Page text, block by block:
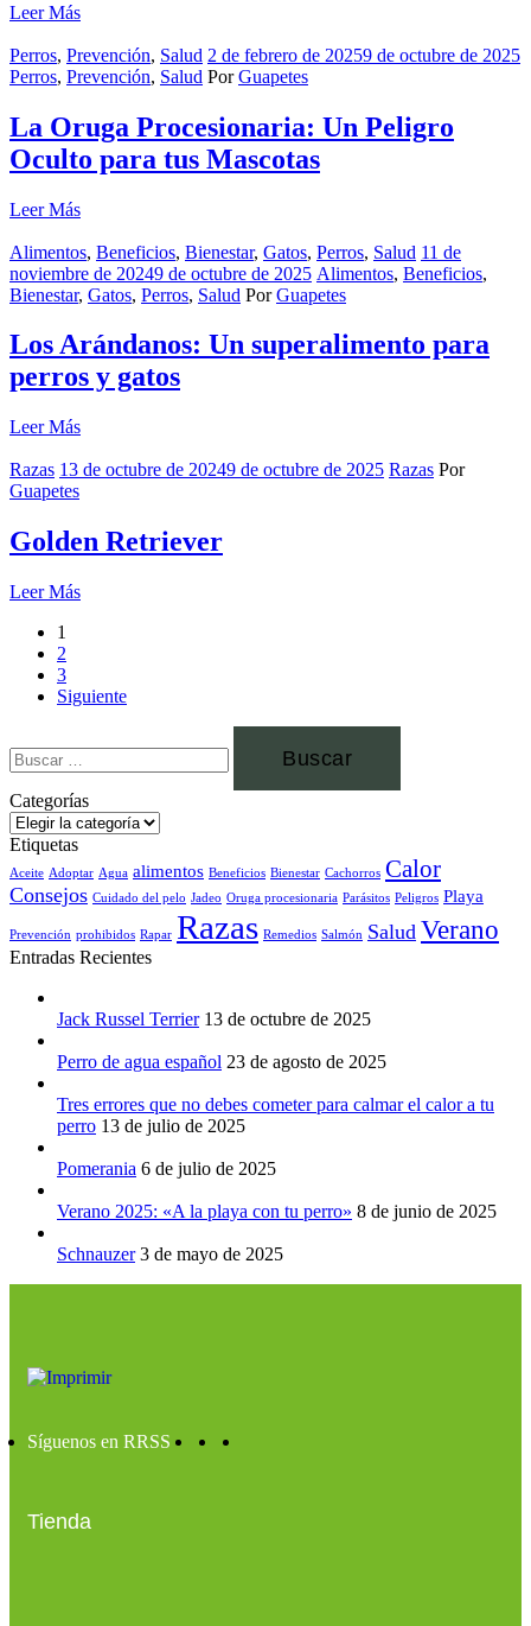
Leer Más
Perros, Prevención, Salud 2 de febrero de 20259 de octubre de 2025
Perros, Prevención, Salud PorGuapetes
La Oruga Procesionaria: Un Peligro
Oculto para tus Mascotas
Leer Más
Alimentos, Beneficios, Bienestar, Gatos, Perros, Salud 11 de
noviembre de 20249 de octubre de 2025 Alimentos, Beneficios,
Bienestar, Gatos, Perros, Salud PorGuapetes
Los Arándanos: Un superalimento para
perros y gatos
Leer Más
Razas 13 de octubre de 20249 de octubre de 2025 Razas Por
Guapetes
Golden Retriever
Leer Más
1
2
3
Siguiente
Categorías
Etiquetas
Aceite Adoptar Agua alimentos Beneficios Bienestar Cachorros Calor
Consejos Cuidado del pelo Jadeo Oruga procesionaria Parásitos Peligros Playa
Prevención prohibidos Rapar Razas Remedios Salmón Salud Verano
Entradas Recientes
Jack Russel Terrier 13 de octubre de 2025
Perro de agua español 23 de agosto de 2025
Tres errores que no debes cometer para calmar el calor a tu
perro 13 de julio de 2025
Pomerania 6 de julio de 2025
Verano 2025: «A la playa con tu perro» 8 de junio de 2025
Schnauzer 3 de mayo de 2025
Síguenos en RRSS
Tienda